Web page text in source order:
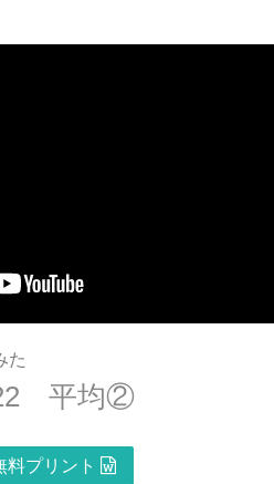
た
平均②
プリント